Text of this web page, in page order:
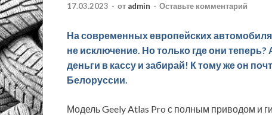
17.03.2023 - от admin - Оставьте комментарий
На современных европейских
не исключение. Но только где они
деньги в кассу и забирай! К тому же он
Белоруссии.
МодельGeely Atlas Pro с полным приводом и